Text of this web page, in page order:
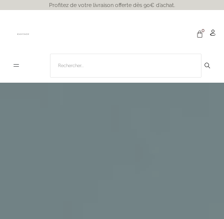
Profitez de votre livraison offerte dès 90€ d’achat.